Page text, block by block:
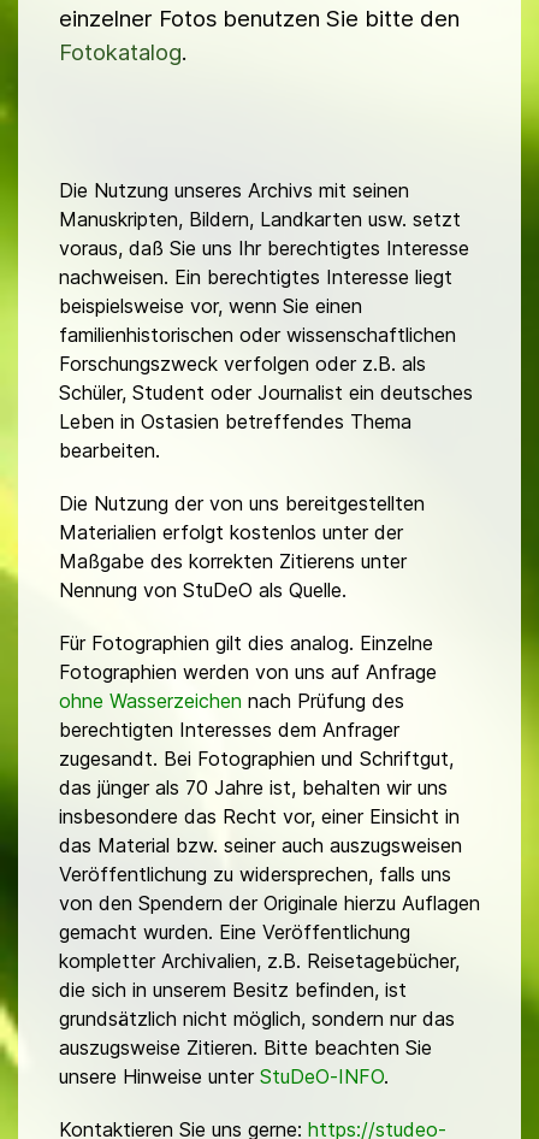
einzelner Fotos benutzen Sie bitte den
Fotokatalog.
Die Nutzung unseres Archivs mit seinen
Manuskripten, Bildern, Landkarten usw. setzt
voraus, daß Sie uns Ihr berechtigtes Interesse
nachweisen. Ein berechtigtes Interesse liegt
beispielsweise vor, wenn Sie einen
familienhistorischen oder wissenschaftlichen
Forschungszweck verfolgen oder z.B. als
Schüler, Student oder Journalist ein deutsches
Leben in Ostasien betreffendes Thema
bearbeiten.
Die Nutzung der von uns bereitgestellten
Materialien erfolgt kostenlos unter der
Maßgabe des korrekten Zitierens unter
Nennung von StuDeO als Quelle.
Für Fotographien gilt dies analog. Einzelne
Fotographien werden von uns auf Anfrage
ohne Wasserzeichen nach Prüfung des
berechtigten Interesses dem Anfrager
zugesandt. Bei Fotographien und Schriftgut,
das jünger als 70 Jahre ist, behalten wir uns
insbesondere das Recht vor, einer Einsicht in
das Material bzw. seiner auch auszugsweisen
Veröffentlichung zu widersprechen, falls uns
von den Spendern der Originale hierzu Auflagen
gemacht wurden. Eine Veröffentlichung
kompletter Archivalien, z.B. Reisetagebücher,
die sich in unserem Besitz befinden, ist
grundsätzlich nicht möglich, sondern nur das
auszugsweise Zitieren. Bitte beachten Sie
unsere Hinweise unter StuDeO-INFO.
Kontaktieren Sie uns gerne: https://studeo-